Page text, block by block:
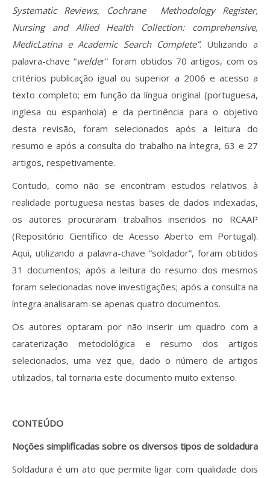
Systematic Reviews, Cochrane Methodology Register,
Nursing and Allied Health Collection: comprehensive,
MedicLatina e Academic Search Complete”. Utilizando a
palavra-chave “welder” foram obtidos 70 artigos, com os
critérios publicação igual ou superior a 2006 e acesso a
texto completo; em função da língua original (portuguesa,
inglesa ou espanhola) e da pertinência para o objetivo
desta revisão, foram selecionados após a leitura do
resumo e após a consulta do trabalho na íntegra, 63 e 27
artigos, respetivamente.
Contudo, como não se encontram estudos relativos à
realidade portuguesa nestas bases de dados indexadas,
os autores procuraram trabalhos inseridos no RCAAP
(Repositório Científico de Acesso Aberto em Portugal).
Aqui, utilizando a palavra-chave “soldador”, foram obtidos
31 documentos; após a leitura do resumo dos mesmos
foram selecionadas nove investigações; após a consulta na
íntegra analisaram-se apenas quatro documentos.
Os autores optaram por não inserir um quadro com a
caraterização metodológica e resumo dos artigos
selecionados, uma vez que, dado o número de artigos
utilizados, tal tornaria este documento muito extenso.
CONTEÚDO
Noções simplificadas sobre os diversos tipos de soldadura
Soldadura é um ato que permite ligar com qualidade dois